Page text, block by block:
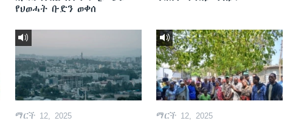
የህወሓት ቡድን ወቀሰ
ማርች 12, 2025 ማርች 12, 2025